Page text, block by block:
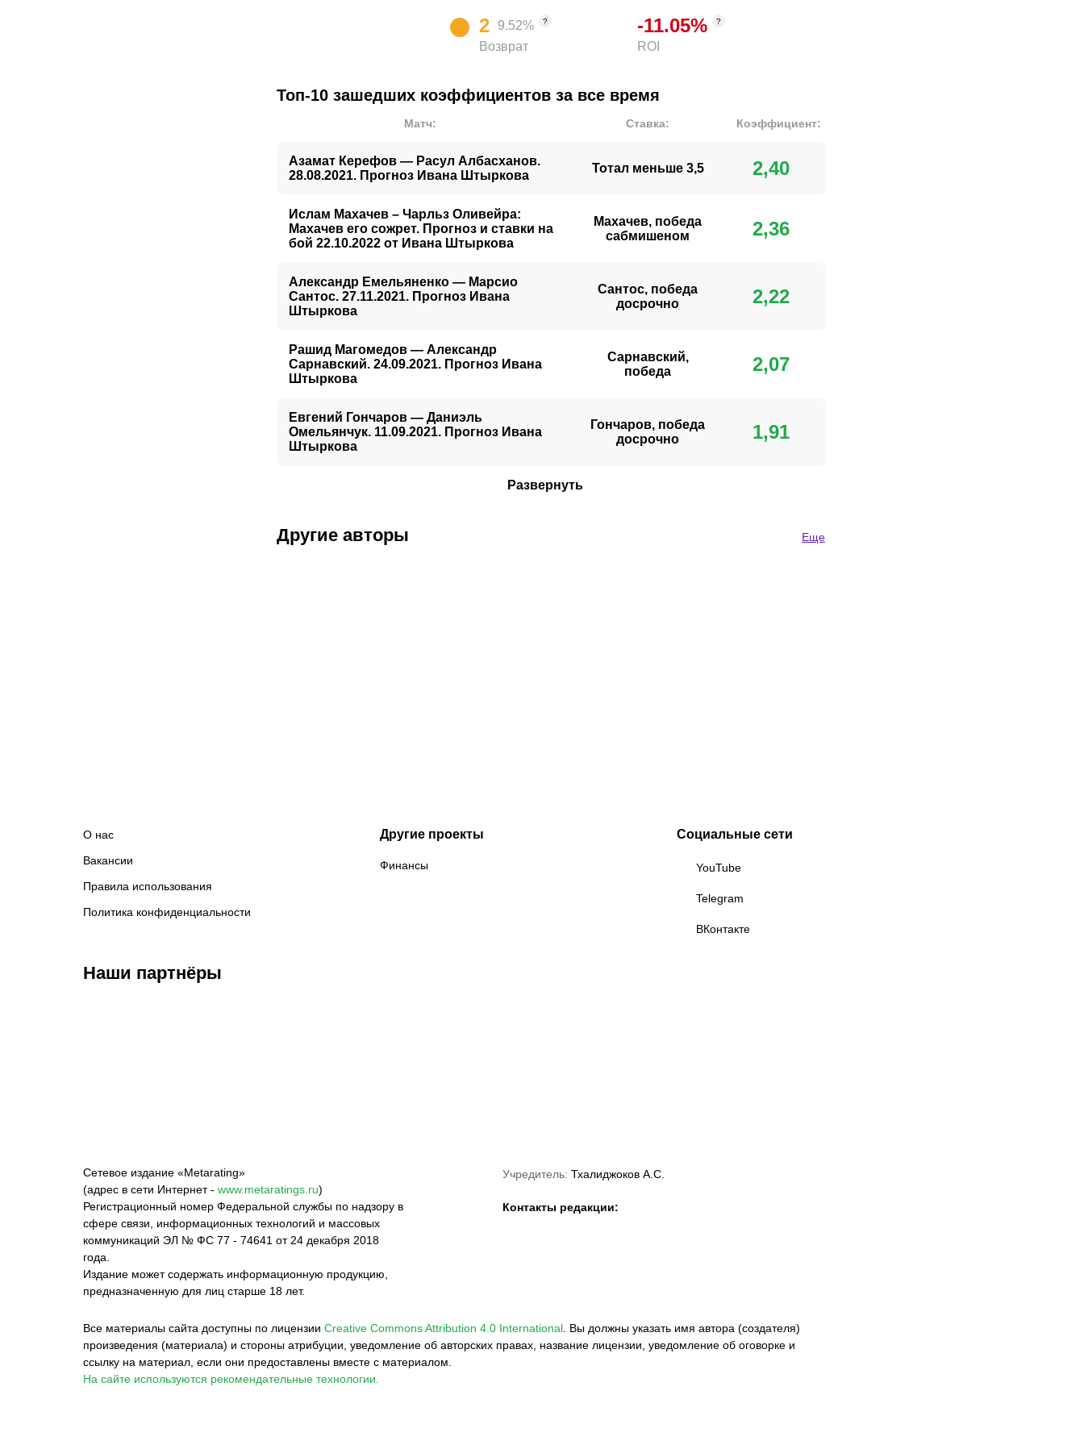
согласию сторон.
Мастер спорта России по самбо
Призёр чемпионатов России
Призёр Кубка Мира
Победитель и призёр этапов Кубка Мира по спортивному самбо
Бронзовый призёр Чемпионата России по боевому самбо
Выступал в нескольких российских промоушенах. Побеждал
Действующий боец лиги RCC
2 9.52% ?
Возврат
-11.05% ?
ROI
Топ-10 зашедших коэффициентов за все время
Матч: Ставка: Коэффициент:
Азамат Керефов — Расул Албасханов.
28.08.2021. Прогноз Ивана Штыркова
Тотал меньше 3,5 2,40
Ислам Махачев – Чарльз Оливейра:
Махачев его сожрет. Прогноз и ставки на
бой 22.10.2022 от Ивана Штыркова
Махачев, победа
сабмишеном
2,36
Александр Емельяненко — Марсио
Сантос. 27.11.2021. Прогноз Ивана
Штыркова
Сантос, победа
досрочно
2,22
Рашид Магомедов — Александр
Сарнавский. 24.09.2021. Прогноз Ивана
Штыркова
Сарнавский,
победа
2,07
Евгений Гончаров — Даниэль
Омельянчук. 11.09.2021. Прогноз Ивана
Штыркова
Гончаров, победа
досрочно
1,91
Развернуть
Другие авторы Еще
О нас
Вакансии
Правила использования
Политика конфиденциальности
Другие проекты
Финансы
Социальные сети
YouTube
Telegram
ВКонтакте
Наши партнёры
Сетевое издание «Metarating»
(адрес в сети Интернет - www.metaratings.ru)
Регистрационный номер Федеральной службы по надзору в
сфере связи, информационных технологий и массовых
коммуникаций ЭЛ № ФС 77 - 74641 от 24 декабря 2018
года.
Издание может содержать информационную продукцию,
предназначенную для лиц старше 18 лет.
Учредитель: Тхалиджоков А.С.
Контакты редакции:
Все материалы сайта доступны по лицензии Creative Commons Attribution 4.0 International Вы должны указать имя автора (создателя)
произведения (материала) и стороны атрибуции, уведомление об авторских правах, название лицензии, уведомление об оговорке и
ссылку на материал, если они предоставлены вместе с материалом.
На сайте используются рекомендательные технологии.